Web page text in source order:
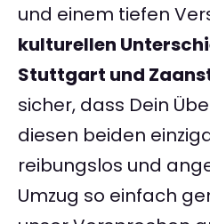
und einem tiefen
kulturellen
Stuttgart und
sicher, dass Dein
diesen beiden
reibungslos und
Umzug so einfach